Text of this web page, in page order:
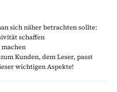
sich näher betrachten sollte:
schaffen
Kunden, dem Leser, passt
wichtigen Aspekte!